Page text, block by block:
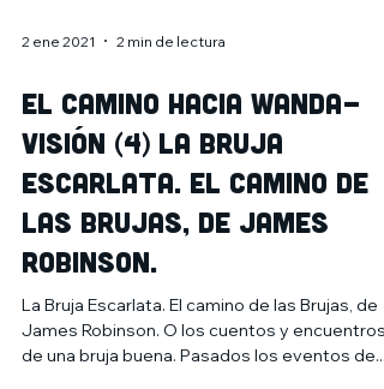
2 ene 2021 2 min de lectura
El camino hacia Wanda-
Visión (4) La Bruja
Escarlata. El camino de